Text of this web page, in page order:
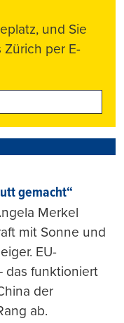
und Sie
per E-
gemacht“
Merkel
mit Sonne und
EU-
das funktioniert
der
ab.